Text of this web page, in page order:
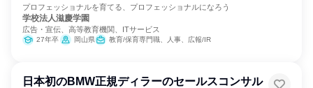
プロフェッショナルを育てる、プロフェッショナルになろう
学校法人滋慶学園
広告・宣伝、高等教育機関、ITサービス
27年卒 岡山県 教育/保育専門職、人事、広報/IR
日本初のBMW正規ディラーのセールスコンサル